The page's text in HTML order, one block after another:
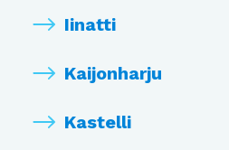
Iinatti
Kaijonharju
Kastelli